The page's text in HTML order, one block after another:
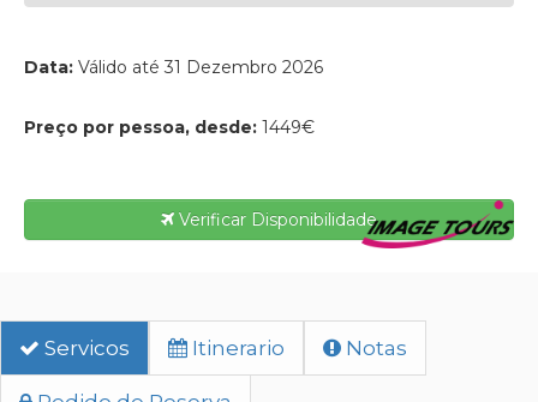
Data: Válido até 31 Dezembro 2026
Preço por pessoa, desde: 1449€
Verificar Disponibilidade
Servicos Itinerario Notas